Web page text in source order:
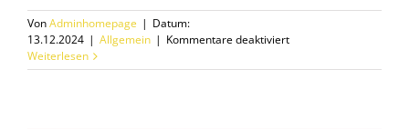
VonAdminhomepage | Datum:
13.12.2024 | Allgemein | Kommentare deaktiviertfür
2025
Weiterlesen